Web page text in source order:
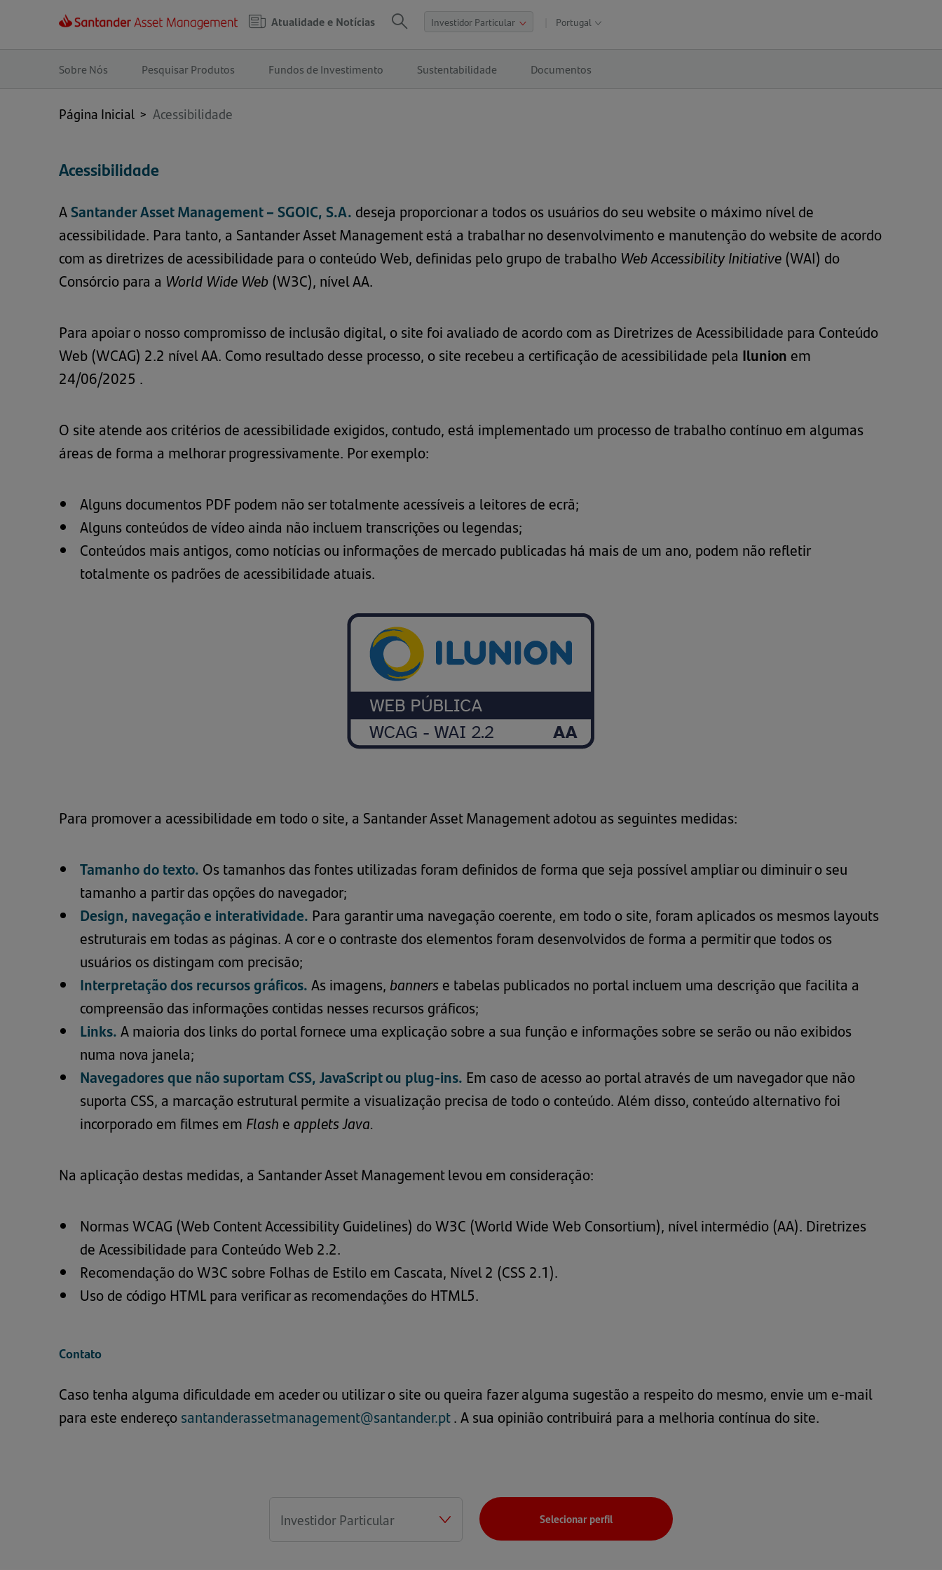
Atualidade e Notícias
Portugal
Abrir
Sobre Nós Pesquisar Produtos Fundos de Investimento Sustentabilidade Documentos
Página Inicial > Acessibilidade
Acessibilidade
A Santander Asset Management – SGOIC, S.A. deseja proporcionar a todos os usuários do seu website o máximo nível de
acessibilidade. Para tanto, a Santander Asset Management está a trabalhar no desenvolvimento e manutenção do website de acordo
com as diretrizes de acessibilidade para o conteúdo Web, definidas pelo grupo de trabalho Web Accessibility Initiative (WAI) do
Consórcio para a World Wide Web (W3C), nível AA.
Para apoiar o nosso compromisso de inclusão digital, o site foi avaliado de acordo com as Diretrizes de Acessibilidade para Conteúdo
Web (WCAG) 2.2 nível AA. Como resultado desse processo, o site recebeu a certificação de acessibilidade pela Ilunion em
24/06/2025 .
O site atende aos critérios de acessibilidade exigidos, contudo, está implementado um processo de trabalho contínuo em algumas
áreas de forma a melhorar progressivamente. Por exemplo:
Alguns documentos PDF podem não ser totalmente acessíveis a leitores de ecrã;
Alguns conteúdos de vídeo ainda não incluem transcrições ou legendas;
Conteúdos mais antigos, como notícias ou informações de mercado publicadas há mais de um ano, podem não refletir
totalmente os padrões de acessibilidade atuais.
Para promover a acessibilidade em todo o site, a Santander Asset Management adotou as seguintes medidas:
Tamanho do texto. Os tamanhos das fontes utilizadas foram definidos de forma que seja possível ampliar ou diminuir o seu
tamanho a partir das opções do navegador;
Design, navegação e interatividade. Para garantir uma navegação coerente, em todo o site, foram aplicados os mesmos layouts
estruturais em todas as páginas. A cor e o contraste dos elementos foram desenvolvidos de forma a permitir que todos os
usuários os distingam com precisão;
Interpretação dos recursos gráficos. As imagens, banners e tabelas publicados no portal incluem uma descrição que facilita a
compreensão das informações contidas nesses recursos gráficos;
Links. A maioria dos links do portal fornece uma explicação sobre a sua função e informações sobre se serão ou não exibidos
numa nova janela;
Navegadores que não suportam CSS, JavaScript ou plug-ins. Em caso de acesso ao portal através de um navegador que não
suporta CSS, a marcação estrutural permite a visualização precisa de todo o conteúdo. Além disso, conteúdo alternativo foi
incorporado em filmes em Flash e applets Java.
Na aplicação destas medidas, a Santander Asset Management levou em consideração:
Normas WCAG (Web Content Accessibility Guidelines) do W3C (World Wide Web Consortium), nível intermédio (AA). Diretrizes
de Acessibilidade para Conteúdo Web 2.2.
Recomendação do W3C sobre Folhas de Estilo em Cascata, Nível 2 (CSS 2.1).
Uso de código HTML para verificar as recomendações do HTML5.
Contato
Caso tenha alguma dificuldade em aceder ou utilizar o site ou queira fazer alguma sugestão a respeito do mesmo, envie um e-mail
para este endereço santanderassetmanagement@santander.pt. A sua opinião contribuirá para a melhoria contínua do site.
Selecionar perfil